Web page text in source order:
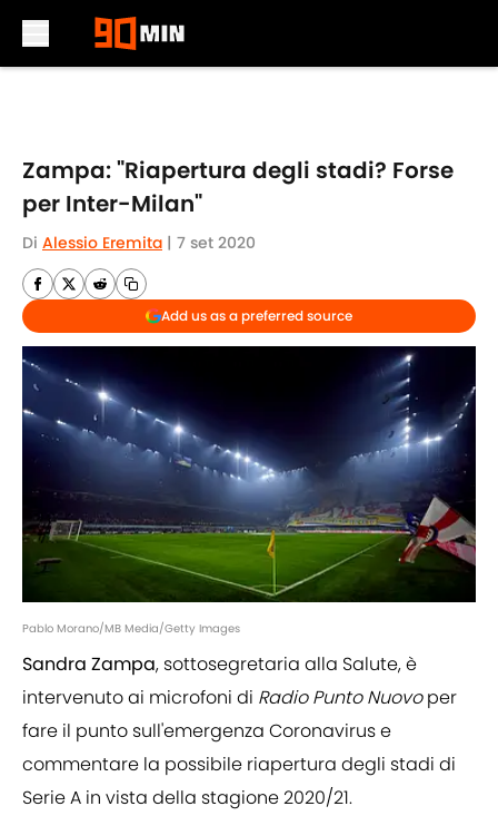
Zampa: "Riapertura degli stadi? Forse
per Inter-Milan"
Di Alessio Eremita | 7 set 2020
Add us as a preferred source
Pablo Morano/MB Media/Getty Images
Sandra Zampa, sottosegretaria alla Salute, è
intervenuto ai microfoni di Radio Punto Nuovoper
fare il punto sull'emergenza Coronavirus e
commentare la possibile riapertura degli stadi di
Serie A in vista della stagione 2020/21.